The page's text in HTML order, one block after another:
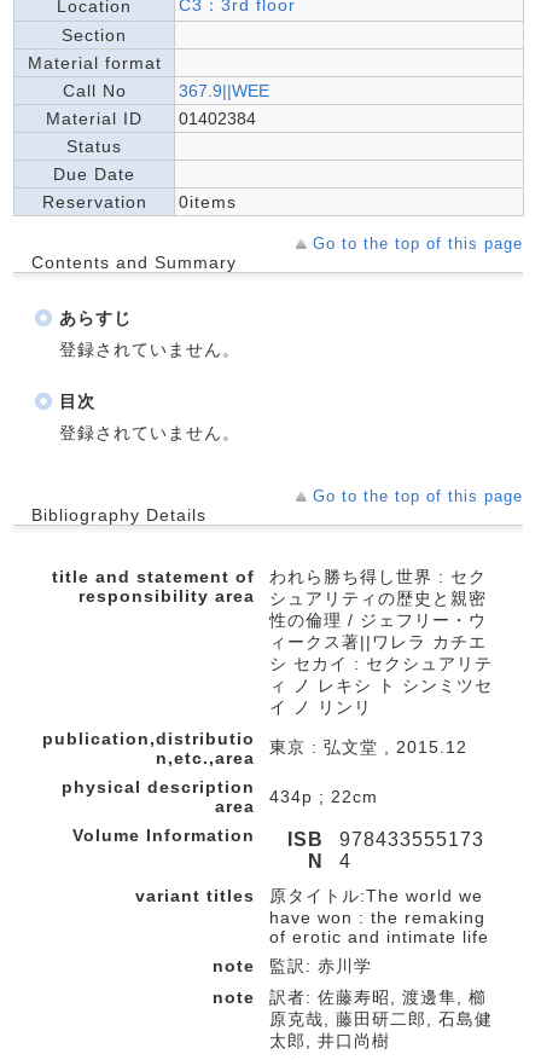
Location
C3：3rd floor
Section
Material format
Call No
367.9||WEE
Material ID
01402384
Status
Due Date
Reservation
0items
Go to the top of this page
Contents and Summary
あらすじ
登録されていません。
目次
登録されていません。
Go to the top of this page
Bibliography Details
title and statement of
responsibility area
われら勝ち得し世界 : セク
シュアリティの歴史と親密
性の倫理 / ジェフリー・ウ
ィークス著||ワレラ カチエ
シ セカイ : セクシュアリテ
ィ ノ レキシ ト シンミツセ
イ ノ リンリ
publication,distributio
n,etc.,area
東京 : 弘文堂 , 2015.12
physical description
area
434p ; 22cm
Volume Information
ISB
N
978433555173
4
variant titles
原タイトル:The world we
have won : the remaking
of erotic and intimate life
note
監訳: 赤川学
note
訳者: 佐藤寿昭, 渡邊隼, 櫛
原克哉, 藤田研二郎, 石島健
太郎, 井口尚樹